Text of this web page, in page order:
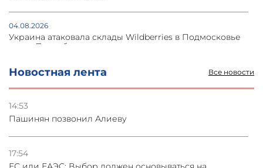
Новостная лента Все новости
14:53
Пашинян позвонил Алиеву
17:54
04.08.2026
Украина атаковала склады Wildberries в Подмосковье
и под Петербургом
03.08.2026
Стратегия безопасности ОДКБ допускает применение
Азербайджане